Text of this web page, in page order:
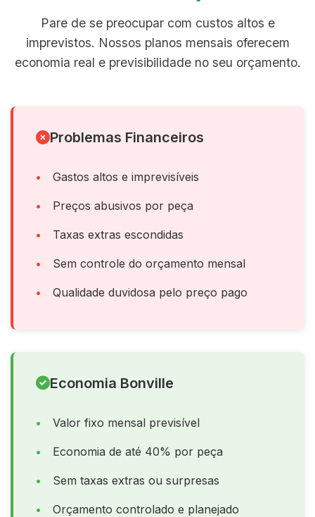
Pare de se preocupar com custos altos e
imprevistos. Nossos planos mensais oferecem
economia real e previsibilidade no seu orçamento.
Problemas Financeiros
Gastos altos e imprevisíveis
Preços abusivos por peça
Taxas extras escondidas
Sem controle do orçamento mensal
Qualidade duvidosa pelo preço pago
Economia Bonville
Valor fixo mensal previsível
Economia de até 40% por peça
Sem taxas extras ou surpresas
Orçamento controlado e planejado